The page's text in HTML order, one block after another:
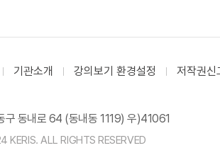
기관소개 강의보기 환경설정 저작권신
구 동내로 64 (동내동 1119) 우)41061
ALL RIGHTS RESERVED